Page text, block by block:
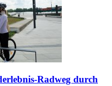
Radweg durch